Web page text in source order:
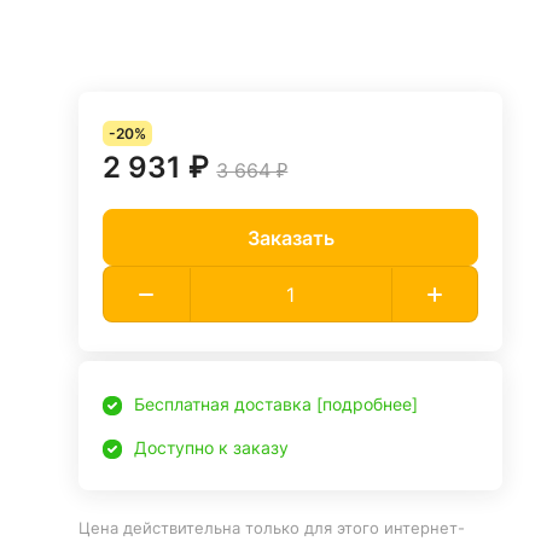
-20%
2 931 ₽ 3 664 ₽
Заказать
Бесплатная доставка [подробнее]
Доступно к заказу
Цена действительна только для этого интернет-